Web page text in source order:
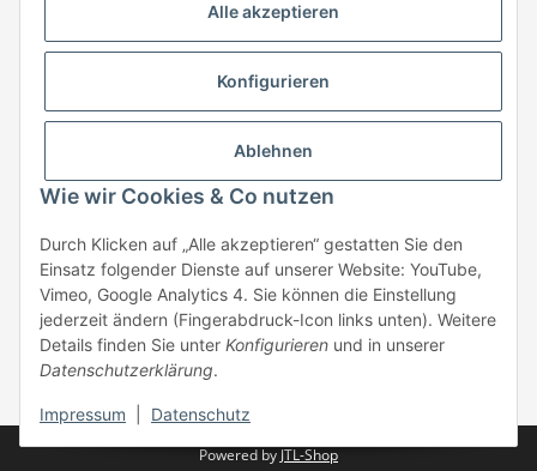
74538 Rosengarten-Uttenhofen
Telefon: +49 (0) 7907 943 690
Fax: +49 (0) 7907 942 0222
Mail:info@hstronic-gmbh.de
Beratung:+49 (0) 7907 943690
Anfragen oder Muster anfordern:
info@hstronic-gmbh.de
* Alle Preise zzgl. gesetzlicher USt., zzgl.
Powered by JTL-Shop
Alle akzeptieren
Konfigurieren
Ablehnen
Wie wir Cookies & Co nutzen
Durch Klicken auf „Alle akzeptieren“ gestatten Sie den
Einsatz folgender Dienste auf unserer Website: YouTube,
Vimeo, Google Analytics 4. Sie können die Einstellung
jederzeit ändern (Fingerabdruck-Icon links unten). Weitere
Details finden Sie unter Konfigurieren und in unserer
Datenschutzerklärung.
Impressum Datenschutz